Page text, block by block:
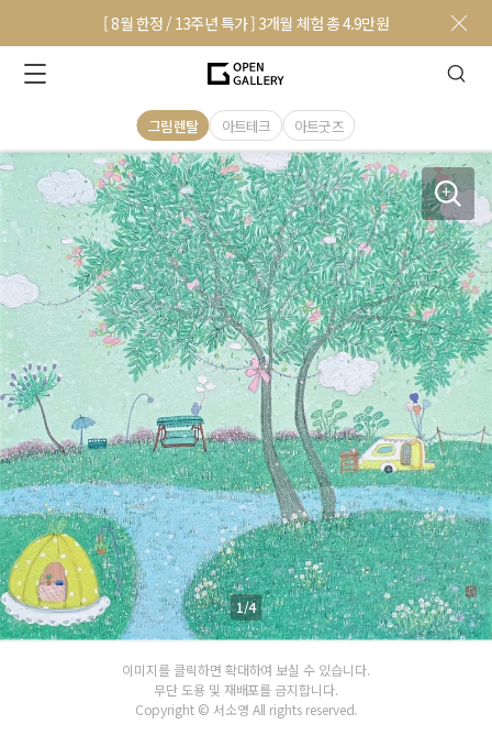
[ 8월 한정 / 13주년 특가 ] 3개월 체험 총 4.9만원
그림렌탈 아트테크 아트굿즈
1/4
이미지를 클릭하면 확대하여 보실 수 있습니다.
무단 도용 및 재배포를 금지합니다.
Copyright © 서소영 All rights reserved.